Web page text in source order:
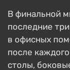
В финальной
последние
в офисных
после
столы,